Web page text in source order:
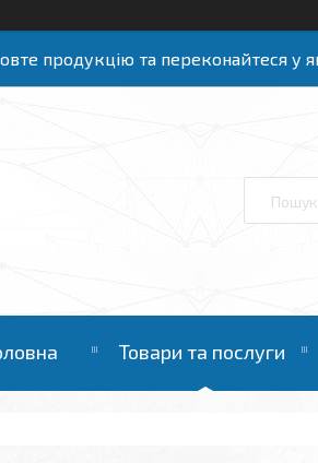
продукцію та переконайтеся у
Товари та послуги